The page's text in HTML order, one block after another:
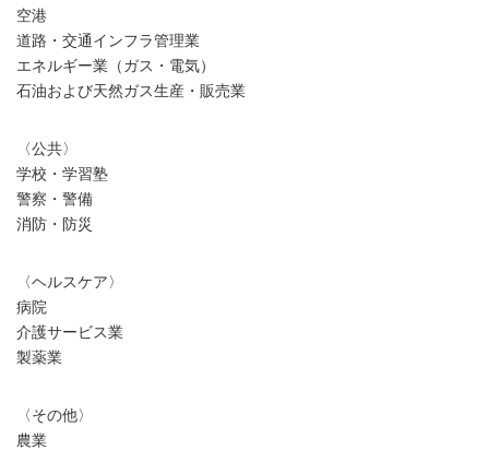
空港
道路・交通インフラ管理業
エネルギー業（ガス・電気）
石油および天然ガス生産・販売業
〈公共〉
学校・学習塾
警察・警備
消防・防災
〈ヘルスケア〉
病院
介護サービス業
製薬業
〈その他〉
農業